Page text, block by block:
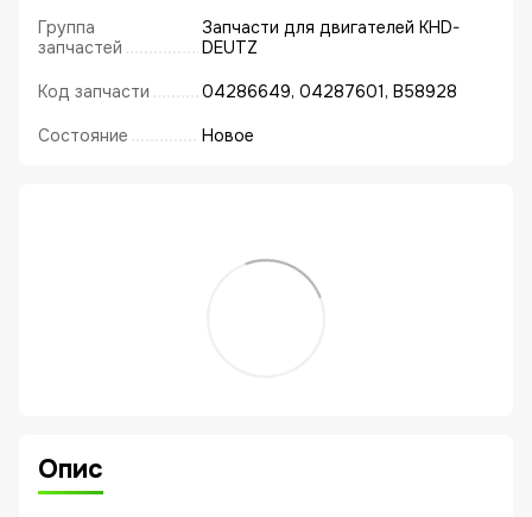
Группа
запчастей
Запчасти для двигателей KHD-
DEUTZ
Код запчасти 04286649, 04287601, B58928
Состояние Новое
Опис